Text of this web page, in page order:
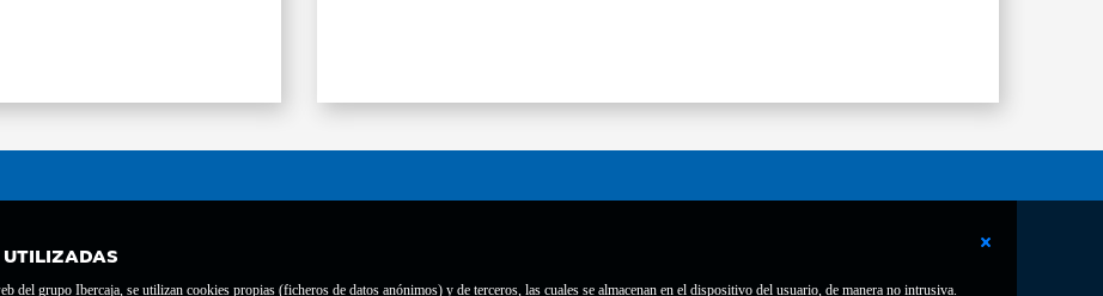
del grupo Ibercaja, se utilizan cookies propias (ficheros de datos anónimos) y de terceros, las cuales se almacenan en el dispositivo del usuario, de manera no intrusiva.